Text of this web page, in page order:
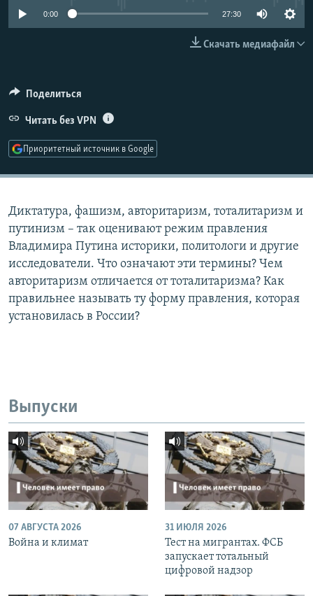
РАСПИСАНИЕ ВЕЩАНИЯ
0:00 27:30
Скачать медиафайл
Поделиться
Читать без VPN
Приоритетный источник в Google
Диктатура, фашизм, авторитаризм, тоталитаризм и
путинизм – так оценивают режим правления
Владимира Путина историки, политологи и другие
исследователи. Что означают эти термины? Чем
авторитаризм отличается от тоталитаризма? Как
правильнее называть ту форму правления, которая
установилась в России?
Выпуски
07 АВГУСТА 2026
Война и климат
31 ИЮЛЯ 2026
Тест на мигрантах. ФСБ
запускает тотальный
цифровой надзор